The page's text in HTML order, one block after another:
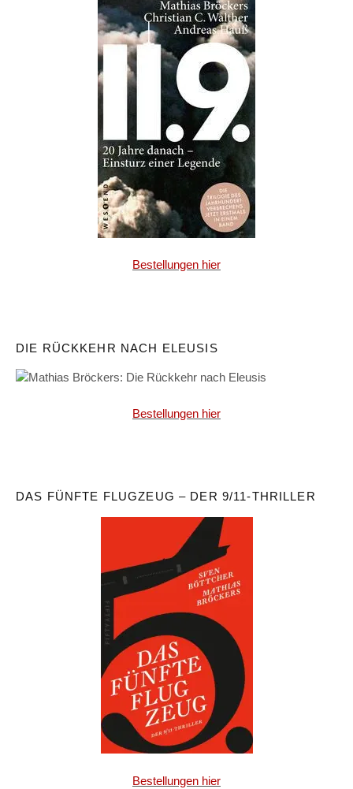
Bestellungen hier
DIE RÜCKKEHR NACH ELEUSIS
Bestellungen hier
DAS FÜNFTE FLUGZEUG – DER 9/11-THRILLER
Bestellungen hier